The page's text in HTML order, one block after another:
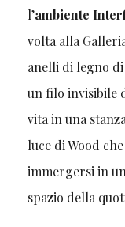
l’ambiente
volta alla
anelli di legno di
un filo invisibile
vita in una
luce di Wood
immergersi in
spazio della